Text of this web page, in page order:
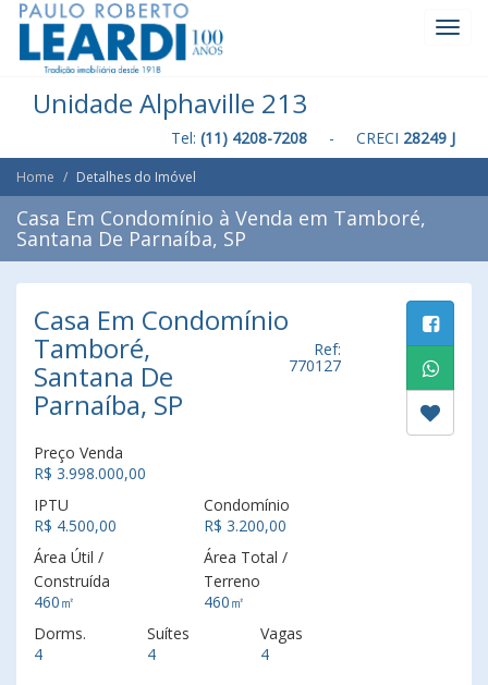
Unidade Alphaville 213
Tel: (11) 4208-7208 - CRECI 28249 J
Home Detalhes do Imóvel
Casa Em Condomínio à Venda em Tamboré,
Santana De Parnaíba, SP
Casa Em Condomínio
Tamboré,
Santana De
Parnaíba, SP
Ref:
770127
Preço Venda
R$ 3.998.000,00
IPTU
R$ 4.500,00
Condomínio
R$ 3.200,00
Área Útil /
Construída
460㎡
Área Total /
Terreno
460㎡
Dorms.
4
Suítes
4
Vagas
4